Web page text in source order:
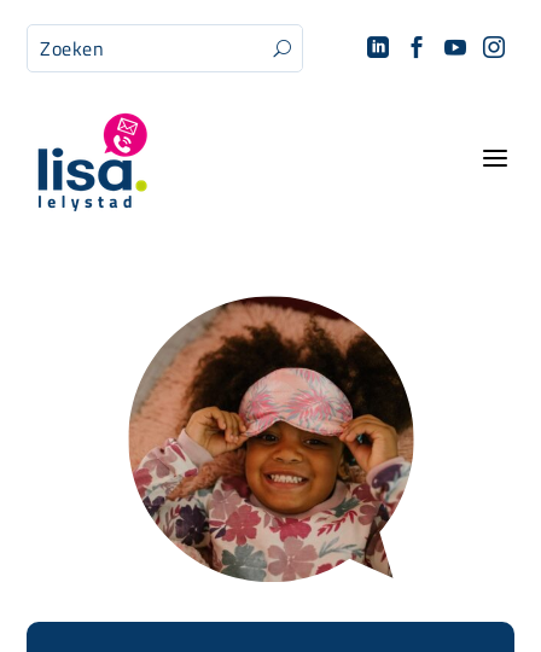
U    
a